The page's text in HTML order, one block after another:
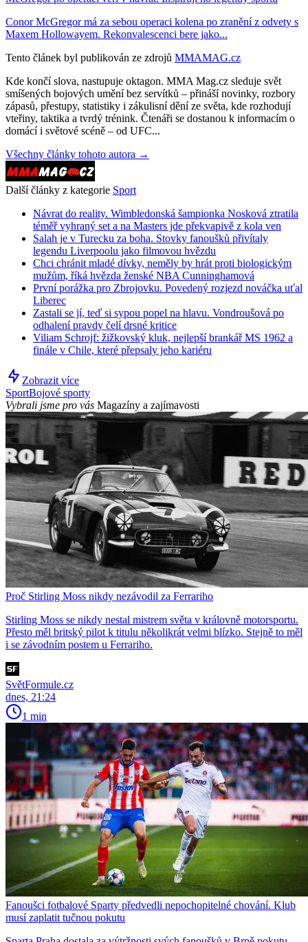
Conor McGregor má za sebou operaci kolena po zranění z odvety s
Maxem Hollowayem. Rekonvalescenci bere jako...
Tento článek byl publikován ze zdrojů MMAMAG.cz
Kde končí slova, nastupuje oktagon. MMA Mag.cz sleduje svět
smíšených bojových umění bez servítků – přináší novinky, rozbory
zápasů, přestupy, statistiky i zákulisní dění ze světa, kde rozhodují
vteřiny, taktika a tvrdý trénink. Čtenáři se dostanou k informacím o
domácí i světové scéně – od UFC...
Všechny články tohoto autora →
Další články z kategorie Sport
Návrat do reality. Wimbledonská šampionka Nosková ztratila
téměř vyhraný set a na Masters jde překvapivě z kola ven
Salah je v Turecku za boha. Stovky fanoušků přivítaly
legendu Liverpoolu jako filmovou hvězdu
Chci chránit mladé dívky, neměly by hrát proti biologickým
mužům, říká hvězda ženské NBA Cunninghamová
První porážka pro Zbrojovku. Povedený rozjezd nováčka uťal
Liberec
Zastali se jí, teď si sypou popel na hlavu. Vondroušová po
odhalení pravdy čelí drsné kritice
Viliam Schrojf: žižkovský kluk, nejlepší brankář MS 1962 a
finále v Chile, které přepsaly jeho kariéru
Zobrazit více
SportBojové sporty
Vybrali jsme pro vás Magazíny a zajímavosti
Proč Stirling Moss nikdy nezávodil za Ferrariho
Stirling Moss se nikdy nestal mistrem světa v královně motorsportu.
Přesto měl britský pilot k titulu několikrát velmi blízko. Stejně to měl
i se závodním postem u Ferrariho.
SvětFormule.cz
dnes, 21:24
1 min
Fanoušci fotbalové Sparty předvedli nepochopitelné chování. Klub
musí zaplatit tučnou pokutu